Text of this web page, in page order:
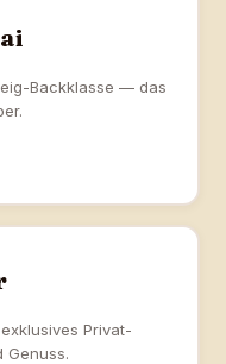
Backklasse — das
Privat-
Genuss.